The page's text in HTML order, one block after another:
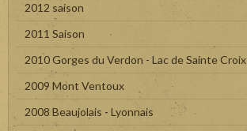
2012 saison
2011 Saison
2010 Gorges du Verdon - Lac de Sainte Croix
2009 Mont Ventoux
2008 Beaujolais - Lyonnais